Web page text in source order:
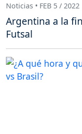
Noticias • FEB 5 / 2022
Argentina a la
Futsal